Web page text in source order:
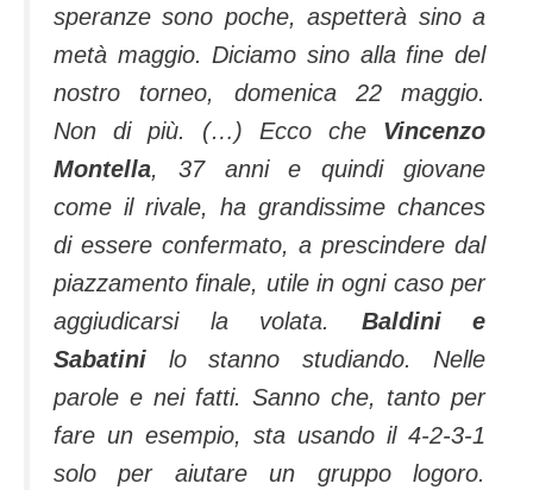
speranze sono poche, aspetterà sino a
metà maggio. Diciamo sino alla fine del
nostro torneo, domenica 22 maggio.
Non di più. (…) Ecco che Vincenzo
Montella, 37 anni e quindi giovane
come il rivale, ha grandissime chances
di essere confermato, a prescindere dal
piazzamento finale, utile in ogni caso per
aggiudicarsi la volata. Baldini e
Sabatini lo stanno studiando. Nelle
parole e nei fatti. Sanno che, tanto per
fare un esempio, sta usando il 4-2-3-1
solo per aiutare un gruppo logoro.